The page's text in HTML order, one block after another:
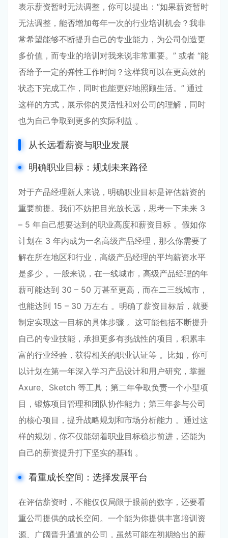
表示薪资暂时无法调整，你可以提出：“如果薪资暂时
无法调整，能否增加每年一次的行业培训机会？我非
常希望能够不断提升自己的专业能力，为公司创造更
多价值，而专业的培训对我来说非常重要。” 或者 “能
否给予一定的弹性工作时间？这样我可以在更高效的
状态下完成工作，同时也能更好地照顾生活。” 通过
这样的方式，展示你的灵活性和对公司的理解，同时
也为自己争取到更多的实际利益 。
从长远看薪资与职业发展
明确职业目标：规划未来路径
对于产品经理新人来说，明确职业目标是评估薪资的
重要前提。我们不妨把目光放长远，思考一下未来 3
– 5 年自己想要达到的职业高度和薪资目标 。假如你
计划在 3 年内成为一名高级产品经理，那么你需要了
解在所在地区和行业，高级产品经理的平均薪资水平
是多少 。一般来说，在一线城市，高级产品经理的年
薪可能达到 30 – 50 万甚至更高，而在二三线城市，
也能达到 15 – 30 万左右 。明确了薪资目标后，就要
制定实现这一目标的具体步骤 。这可能包括不断提升
自己的专业技能，承担更多有挑战性的项目，积累丰
富的行业经验，获得相关的职业认证等 。比如，你可
以计划在第一年深入学习产品设计和用户研究，掌握
Axure、Sketch 等工具；第二年争取负责一个小型项
目，锻炼项目管理和团队协作能力；第三年参与公司
的核心项目，提升战略规划和市场分析能力 。通过这
样的规划，你不仅能朝着职业目标稳步前进，还能为
自己的薪资提升打下坚实的基础 。
看重成长空间：选择发展平台
在评估薪资时，不能仅仅局限于眼前的数字，还要看
重公司提供的成长空间。一个能为你提供丰富培训资
源、广阔晋升通道的公司，虽然可能在初期给出的薪